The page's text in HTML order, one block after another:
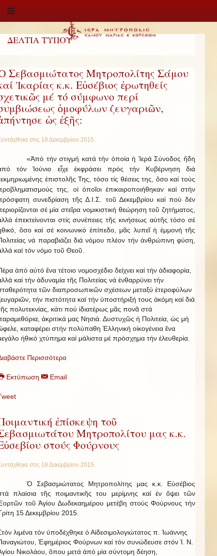
ΔΕΛΤΙΑ ΤΥΠΟΥ
Σεβασμιώτατος Μητροπολίτης Σάμου
Ἰκαρίας κ.κ. Εὐσέβιος ἐρωτηθείς
μέ τό σύμφωνο περί
ὁμοφύλων ζευγαριῶν,
ὡς ἐξῆς:
στις 18 Δεκεμβρίου 2015.
«Ἀπό τήν στιγμή κατά τήν ὁποία ἡ Ἱερά Σύνοδος ἤδη
τόν Ἰούνιο εἶχε ἐκφράσει πρός τήν Κυβέρνηση διά
ἐπιστολῆς Της, τόσο τίς θέσεις της, ὅσο καί τούς
της, οἱ ὁποῖοι ἐπικαιροποιήθηκαν καί στήν
συνεδρίαση τῆς Δ.Ι.Σ. τοῦ Δεκεμβρίου καί πού δέν
σέ μία στεῖρα νομικιστική θεώρηση τοῦ ζητήματος,
ἐπεκτείνονται στίς συνέπειες τῆς κινήσεως αὐτῆς τόσο σέ
ὅσο καί σέ κοινωνικό ἐπίπεδο, μᾶς λυπεῖ ἡ ἐμμονή τῆς
νά παραβιάζει διά νόμου πλέον τήν ἀνθρώπινη φύση,
καί τόν νόμο τοῦ Θεοῦ.
ἀπό αὐτό ἕνα τέτοιο νομοσχέδιο δείχνει καί τήν ἀδιαφορία,
καί τήν ἀδυναμία τῆς Πολιτείας νά ἐνθαρρύνει τήν
τῶν διαπροσωπικῶν σχέσεων μεταξύ ἑτεροφύλων
τήν πιστότητα καί τήν ὑποστήριξή τους ἀκόμη καί διά
πολυτεκνίας, κάτι πού ἰδιατέρως μᾶς πονᾶ στά
ἀκριτικά μας Νησιά. Δυστυχῶς ἡ Πολιτεία, ὡς μή
καταφέρει στήν πολύπαθη Ἑλληνική οἰκογένεια ἕνα
ἠθικό χτύπημα καί μάλιστα μέ πρόσχημα τήν ἐλευθερία.
Περισσότερα
Εκτύπωση Email
ἐπίσκεψη τοῦ
Μητροπολίτου μας κ.κ.
στούς Φούρνους
στις 18 Δεκεμβρίου 2015.
Ὁ Σεβασμιώτατος Μητροπολίτης μας κ.κ. Εὐσέβιος
πλαίσια τῆς ποιμαντικῆς του μερίμνης καί ἐν ὄψει τῶν
τοῦ Ἁγίου Δωδεκαημέρου μετέβη στούς Φούρνους τήν
15 Δεκεμβρίου 2015.
λιμένα τόν ὑποδέχθηκε ὁ Αἰδεσιμολογιώτατος π. Ἰωάννης
Ἐφημέριος Φούρνων καί τόν συνώδευσε στόν Ἱ. Ν.
Νικολάου, ὅπου μετά ἀπό μία σύντομη δέηση,